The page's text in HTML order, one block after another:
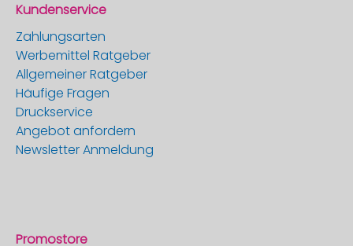
Kundenservice
Zahlungsarten
Werbemittel Ratgeber
Allgemeiner Ratgeber
Häufige Fragen
Druckservice
Angebot anfordern
Newsletter Anmeldung
Promostore